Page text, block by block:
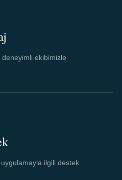
ekibimizle
ilgili destek